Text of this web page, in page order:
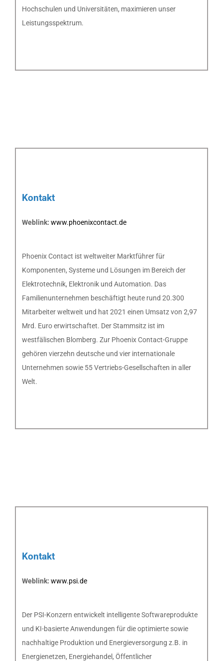
Hochschulen und Universitäten, maximieren unser
Leistungsspektrum.
Kontakt
Weblink: www.phoenixcontact.de
Phoenix Contact ist weltweiter Marktführer für
Komponenten, Systeme und Lösungen im Bereich der
Elektrotechnik, Elektronik und Automation. Das
Familienunternehmen beschäftigt heute rund 20.300
Mitarbeiter weltweit und hat 2021 einen Umsatz von 2,97
Mrd. Euro erwirtschaftet. Der Stammsitz ist im
westfälischen Blomberg. Zur Phoenix Contact-Gruppe
gehören vierzehn deutsche und vier internationale
Unternehmen sowie 55 Vertriebs-Gesellschaften in aller
Welt.
Kontakt
Weblink: www.psi.de
Der PSI-Konzern entwickelt intelligente Softwareprodukte
und KI-basierte Anwendungen für die optimierte sowie
nachhaltige Produktion und Energieversorgung z.B. in
Energienetzen, Energiehandel, Öffentlicher